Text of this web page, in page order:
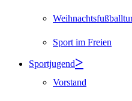
Sport im Freien
Sportjugend
Vorstand